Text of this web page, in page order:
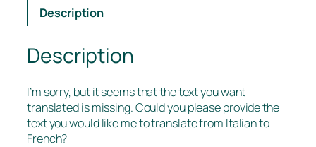
Description
Description
I’m sorry, but it seems that the text you want
translated is missing. Could you please provide the
text you would like me to translate from Italian to
French?